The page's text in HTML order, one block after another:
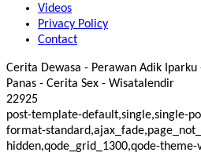
Videos
Privacy Policy
Contact
Cerita Dewasa - Perawan Adik
Panas - Cerita Sex - Wisatalendir
22925
post-template-default,single,single-
format-
hidden,qode_grid_1300,qode-